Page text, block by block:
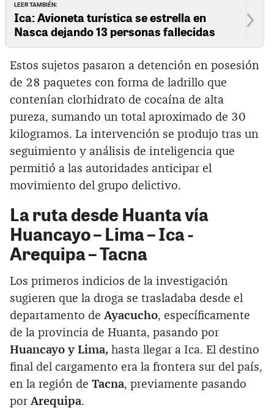
LEER TAMBIÉN:
Ica: Avioneta turística se estrella en
Nasca dejando 13 personas fallecidas
Estos sujetos pasaron a detención en posesión
de 28 paquetes con forma de ladrillo que
contenían clorhidrato de cocaína de alta
pureza, sumando un total aproximado de 30
kilogramos. La intervención se produjo tras un
seguimiento y análisis de inteligencia que
permitió a las autoridades anticipar el
movimiento del grupo delictivo.
La ruta desde Huanta vía
Huancayo – Lima – Ica -
Arequipa – Tacna
Los primeros indicios de la investigación
sugieren que la droga se trasladaba desde el
departamento de Ayacucho, específicamente
de la provincia de Huanta, pasando por
Huancayo y Lima, hasta llegar a Ica. El destino
final del cargamento era la frontera sur del país,
en la región de Tacna, previamente pasando
por Arequipa.